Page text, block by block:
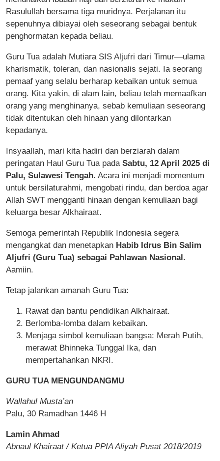
Rasulullah bersama tiga muridnya. Perjalanan itu
sepenuhnya dibiayai oleh seseorang sebagai bentuk
penghormatan kepada beliau.
Guru Tua adalah Mutiara SIS Aljufri dari Timur—ulama
kharismatik, toleran, dan nasionalis sejati. Ia seorang
pemaaf yang selalu berharap kebaikan untuk semua
orang. Kita yakin, di alam lain, beliau telah memaafkan
orang yang menghinanya, sebab kemuliaan seseorang
tidak ditentukan oleh hinaan yang dilontarkan
kepadanya.
Insyaallah, mari kita hadiri dan berziarah dalam
peringatan Haul Guru Tua pada Sabtu, 12 April 2025 di
Palu, Sulawesi Tengah. Acara ini menjadi momentum
untuk bersilaturahmi, mengobati rindu, dan berdoa agar
Allah SWT mengganti hinaan dengan kemuliaan bagi
keluarga besar Alkhairaat.
Semoga pemerintah Republik Indonesia segera
mengangkat dan menetapkan Habib Idrus Bin Salim
Aljufri (Guru Tua) sebagai Pahlawan Nasional.
Aamiin.
Tetap jalankan amanah Guru Tua:
Rawat dan bantu pendidikan Alkhairaat.
Berlomba-lomba dalam kebaikan.
Menjaga simbol kemuliaan bangsa: Merah Putih,
merawat Bhinneka Tunggal Ika, dan
mempertahankan NKRI.
GURU TUA MENGUNDANGMU
Wallahul Musta’an
Palu, 30 Ramadhan 1446 H
Lamin Ahmad
Abnaul Khairaat / Ketua PPIA Aliyah Pusat 2018/2019